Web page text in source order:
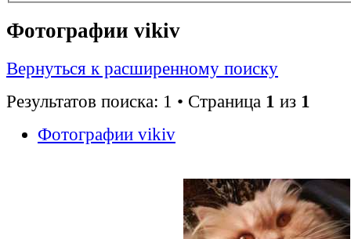
Фотографии vikiv
Вернуться к расширенному поиску
Результатов поиска: 1 • Страница 1 из 1
Фотографии vikiv